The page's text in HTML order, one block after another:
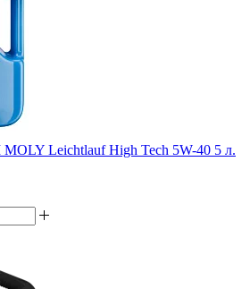
Leichtlauf High Tech 5W-40 5 л.